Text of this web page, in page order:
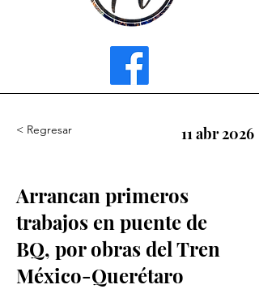
< Regresar 11 abr 2026
Arrancan primeros
trabajos en puente de
BQ, por obras del Tren
México-Querétaro